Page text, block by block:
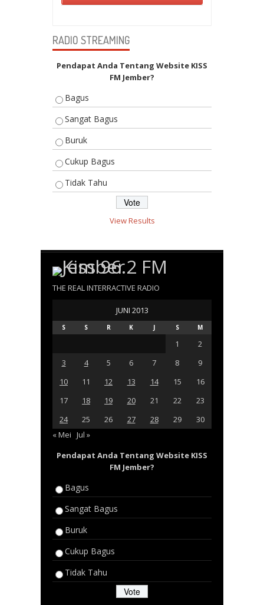
RADIO STREAMING
Pendapat Anda Tentang Website KISS
FM Jember?
Bagus
Sangat Bagus
Buruk
Cukup Bagus
Tidak Tahu
View Results
THE REAL INTERRACTIVE RADIO
JUNI 2013
S S R K J S M
1
2
3
4 5 6 7 8
9
10
11 12 13 14 15
16
17
18 19 20 21 22
23
24
25 26 27 28 29
30
« Mei Jul »
Pendapat Anda Tentang Website KISS
FM Jember?
Bagus
Sangat Bagus
Buruk
Cukup Bagus
Tidak Tahu